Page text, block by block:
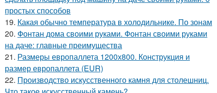
простых способов
19. Какая обычно температура в холодильнике. По зонам
20. Фонтан дома своими руками. Фонтан своими руками
на даче: главные преимущества
21. Размеры европаллета 1200х800. Конструкция и
размер европаллета (EUR)
22. Производство искусственного камня для столешниц.